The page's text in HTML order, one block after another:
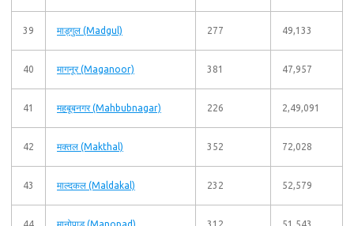
39 माड्गुल (Madgul) 277 49,133
40 मागनूर (Maganoor) 381 47,957
41 महबूबनगर (Mahbubnagar) 226 2,49,091
42 मक्तल (Makthal) 352 72,028
43 माल्दकल (Maldakal) 232 52,579